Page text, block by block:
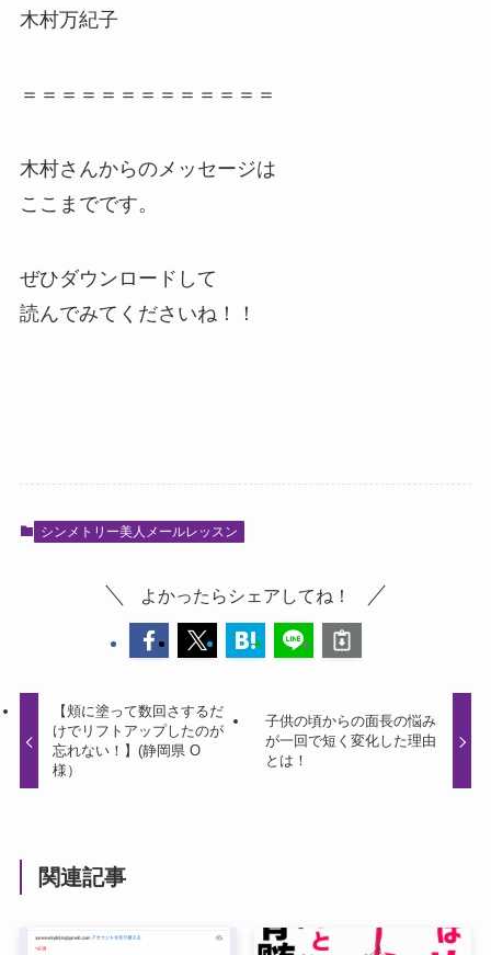
木村万紀子
＝＝＝＝＝＝＝＝＝＝＝＝＝
木村さんからのメッセージは
ここまでです。
ぜひダウンロードして
読んでみてくださいね！！
シンメトリー美人メールレッスン
よかったらシェアしてね！
【頬に塗って数回さするだ
けでリフトアップしたのが
忘れない！】(静岡県 O
様）
子供の頃からの面長の悩み
が一回で短く変化した理由
とは！
関連記事